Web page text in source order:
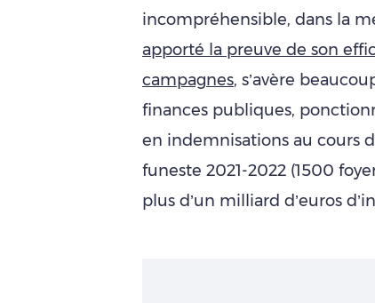
incompréhensible, dans la
apporté la preuve de son
campagnes, s’avère
finances publiques,
en indemnisations au cours
funeste 2021-2022 (1500
plus d’un milliard d’euros